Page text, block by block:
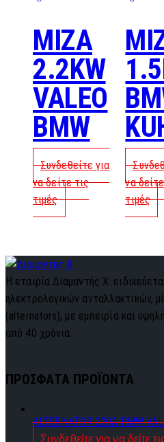
MIZA
2.2KW
VALEO
BMW
Συνδεθείτε για
να δείτε τις
τιμές
να
τιμές
Η εταιρία Διαμαντής Χ.
ηλεκτρολογικών ανταλλακτικών,
(alternators), με εμπειρία και
από 40 χρόνια.
ΠΡΟΣΦΑΤΑ ΠΡΟΪΟΝΤΑ
ALTERNATOR 220A BMW
Συνδεθείτε για να δείτε